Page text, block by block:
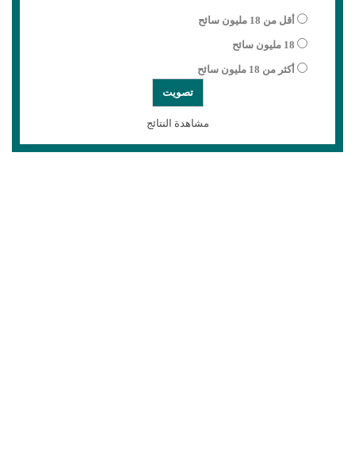
أقل من 18 مليون سائح
18 مليون سائح
أكثر من 18 مليون سائح
مشاهدة النتائج